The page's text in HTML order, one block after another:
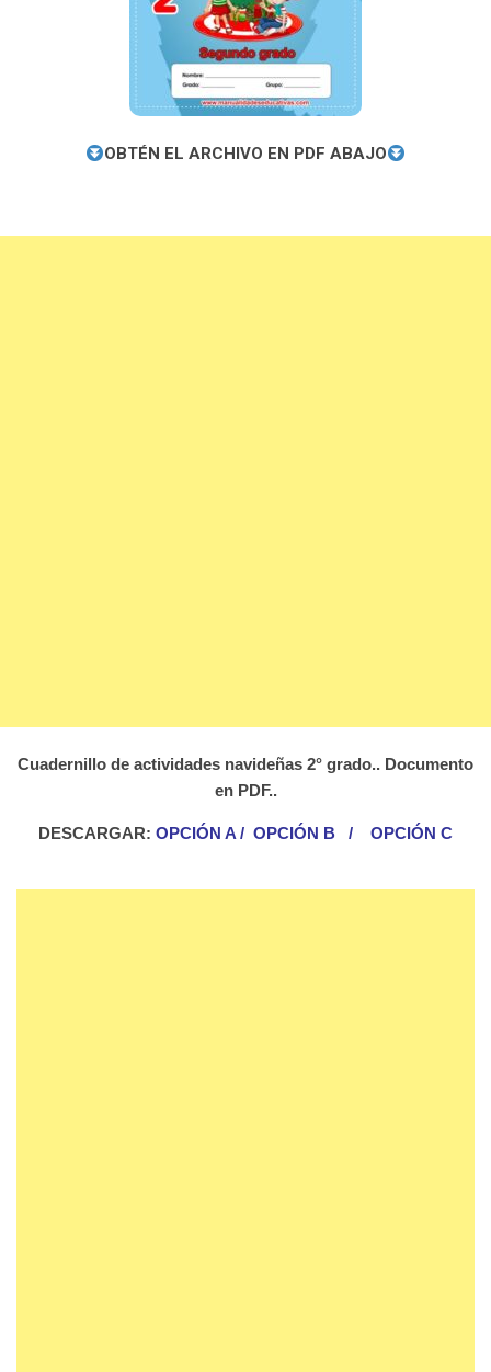
OBTÉN EL ARCHIVO EN PDF ABAJO
Cuadernillo de actividades navideñas 2° grado.. Documento
en PDF..
DESCARGAR: OPCIÓN A / OPCIÓN B / OPCIÓN C